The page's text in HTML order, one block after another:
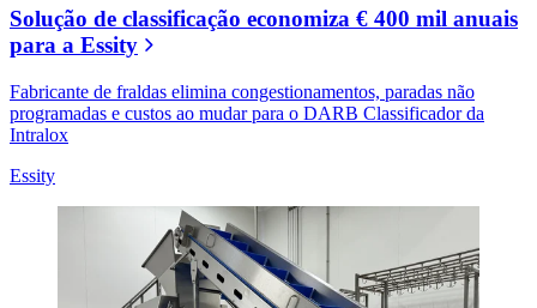
Solução de classificação economiza € 400 mil anuais
para a Essity
Fabricante de fraldas elimina congestionamentos, paradas não
programadas e custos ao mudar para o DARB Classificador da
Intralox
Essity